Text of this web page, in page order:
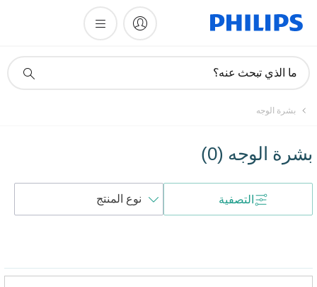
دعم
ما الذي تبحث عنه؟
بشرة الوجه
بشرة الوجه (
0
)
التصفية
حسب